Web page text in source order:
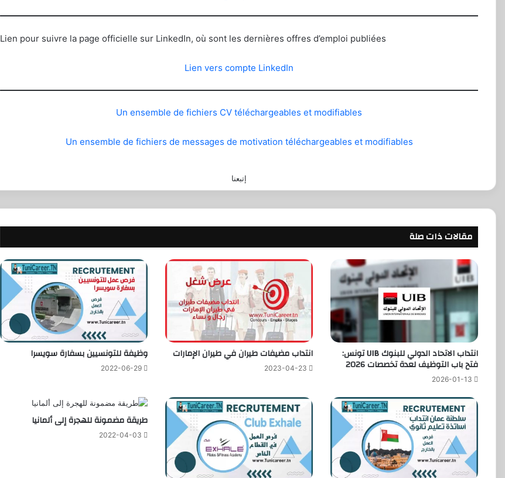
Lien pour suivre la page officielle sur LinkedIn, où sont les dernières offres d’emploi publiées
Lien vers compte LinkedIn
Un ensemble de fichiers CV téléchargeables et modifiables
Un ensemble de fichiers de messages de motivation téléchargeables et modifiables
إتبعنا
مقالات ذات صلة
انتداب الاتحاد الدولي للبنوك UIB تونس:
فتح باب التوظيف لعدة تخصصات 2026
2026-01-13
انتداب مضيفات طيران في طيران الإمارات
2023-04-23
وظيفة للتونسيين بسفارة سويسرا
2022-06-29
طريقة مضمونة للهجرة إلى ألمانيا
2022-04-03